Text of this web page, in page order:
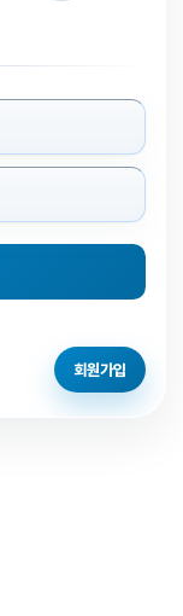
회원가입